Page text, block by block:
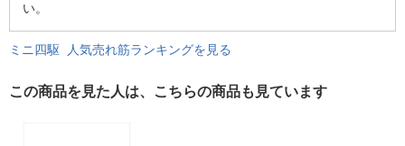
い。
ミニ四駆 人気売れ筋ランキングを見る
この商品を見た人は、こちらの商品も見ています